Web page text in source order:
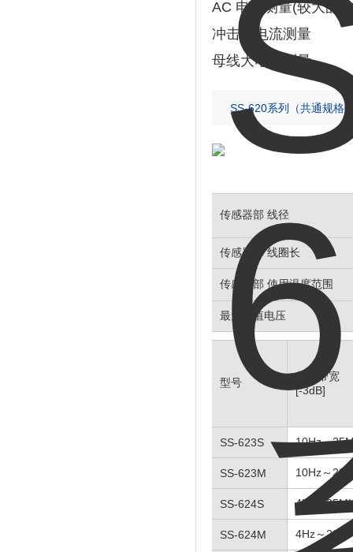
AC 电 测量(较大的
冲击 电流测 量
母线大电 测量
SS-620系列（共通规格
传感器部 线径
传感器部 线圈长
传感器部 使用温度范围
最大峰值电压
型号
频率带宽
[-3dB]
SS-623S 10Hz～
SS-623M 10Hz～
SS-624S 4Hz～
SS-624M 4Hz～